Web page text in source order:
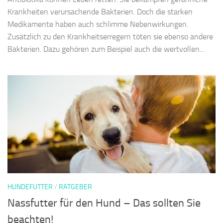
Krankheiten verursachende Bakterien. Doch die starken
Medikamente haben auch schlimme Nebenwirkungen.
Zusätzlich zu den Krankheitserregern töten sie ebenso andere
Bakterien. Dazu gehören zum Beispiel auch die wertvollen...
HUNDEFUTTER / RATGEBER
Nassfutter für den Hund – Das sollten Sie
beachten!